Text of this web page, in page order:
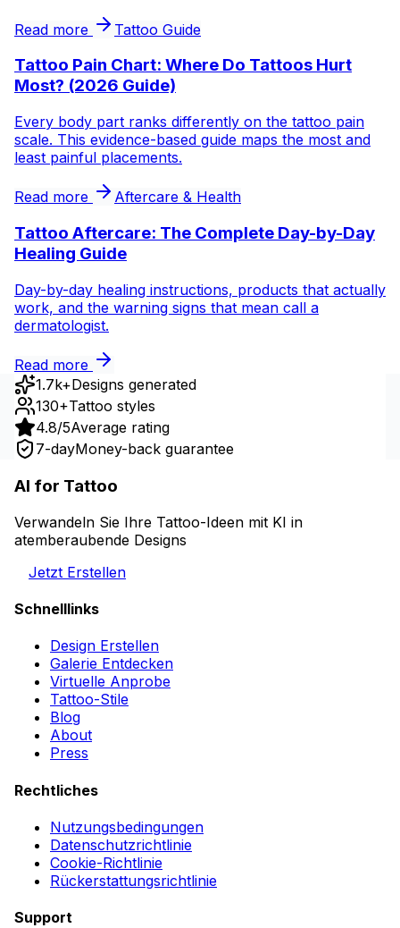
Read more Tattoo Guide
Tattoo Pain Chart: Where Do Tattoos Hurt
Most? (2026 Guide)
Every body part ranks differently on the tattoo pain
scale. This evidence-based guide maps the most and
least painful placements.
Read more Aftercare & Health
Tattoo Aftercare: The Complete Day-by-Day
Healing Guide
Day-by-day healing instructions, products that actually
work, and the warning signs that mean call a
dermatologist.
Read more
1.7k+Designs generated
130+Tattoo styles
4.8/5Average rating
7-dayMoney-back guarantee
AI for Tattoo
Verwandeln Sie Ihre Tattoo-Ideen mit KI in
atemberaubende Designs
Jetzt Erstellen
Schnelllinks
Design Erstellen
Galerie Entdecken
Virtuelle Anprobe
Tattoo-Stile
Blog
About
Press
Rechtliches
Nutzungsbedingungen
Datenschutzrichtlinie
Cookie-Richtlinie
Rückerstattungsrichtlinie
Support